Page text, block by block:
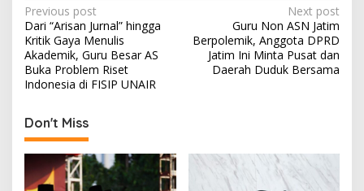
P
o
s
t
a
v
i
Previous post
Dari “Arisan Jurnal” hingga
Kritik Gaya Menulis
Akademik, Guru Besar AS
Buka Problem Riset
Indonesia di FISIP UNAIR
Next post
Guru Non ASN Jatim
Berpolemik, Anggota DPRD
Jatim Ini Minta Pusat dan
Daerah Duduk Bersama
Don't Miss